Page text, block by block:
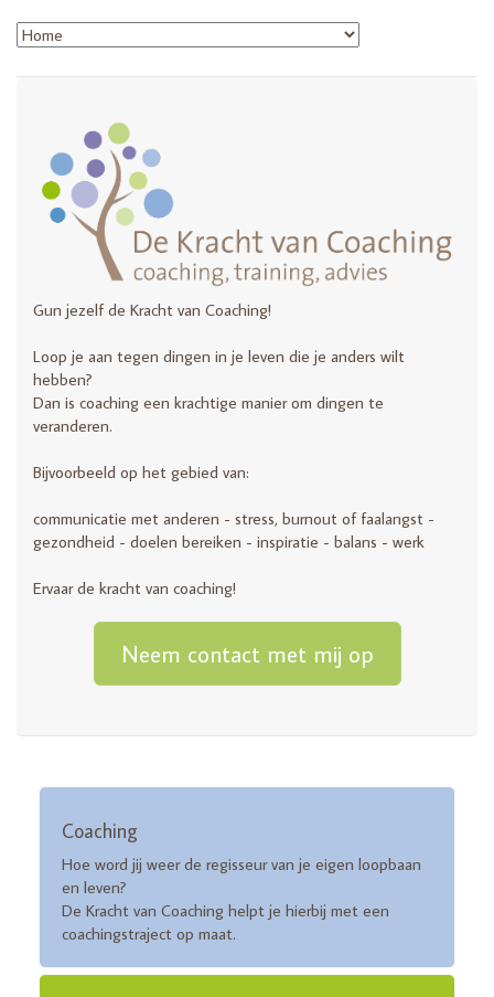
Gun jezelf de Kracht van Coaching!
Loop je aan tegen dingen in je leven die je anders wilt
hebben?
Dan is coaching een krachtige manier om dingen te
veranderen.
Bijvoorbeeld op het gebied van:
communicatie met anderen - stress, burnout of faalangst -
gezondheid - doelen bereiken - inspiratie - balans - werk
Ervaar de kracht van coaching!
Neem contact met mij op
Coaching
Hoe word jij weer de regisseur van je eigen loopbaan
en leven?
De Kracht van Coaching helpt je hierbij met een
coachingstraject op maat.